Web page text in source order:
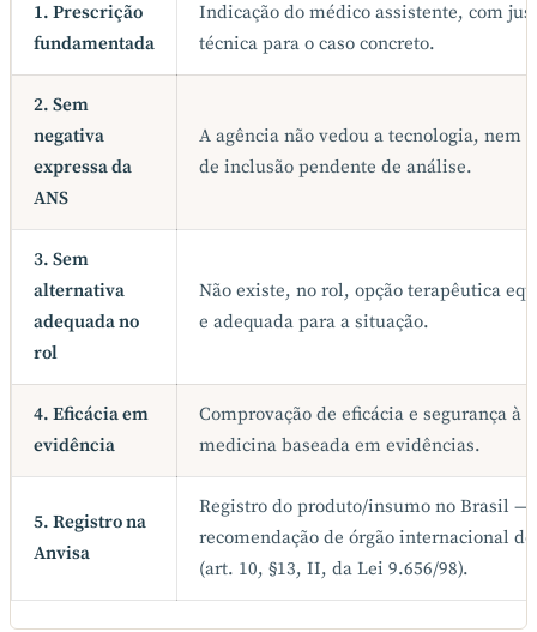
1. Prescrição
fundamentada
Indicação do médico assistente, com
técnica para o caso concreto.
2. Sem
negativa
expressa da
ANS
A agência não vedou a tecnologia, nem
de inclusão pendente de análise.
3. Sem
alternativa
adequada no
rol
Não existe, no rol, opção terapêutica
e adequada para a situação.
4. Eficácia em
evidência
Comprovação de eficácia e segurança à
medicina baseada em evidências.
5. Registro na
Anvisa
Registro do produto/insumo no Brasil —
recomendação de órgão internacional
(art. 10, §13, II, da Lei 9.656/98).